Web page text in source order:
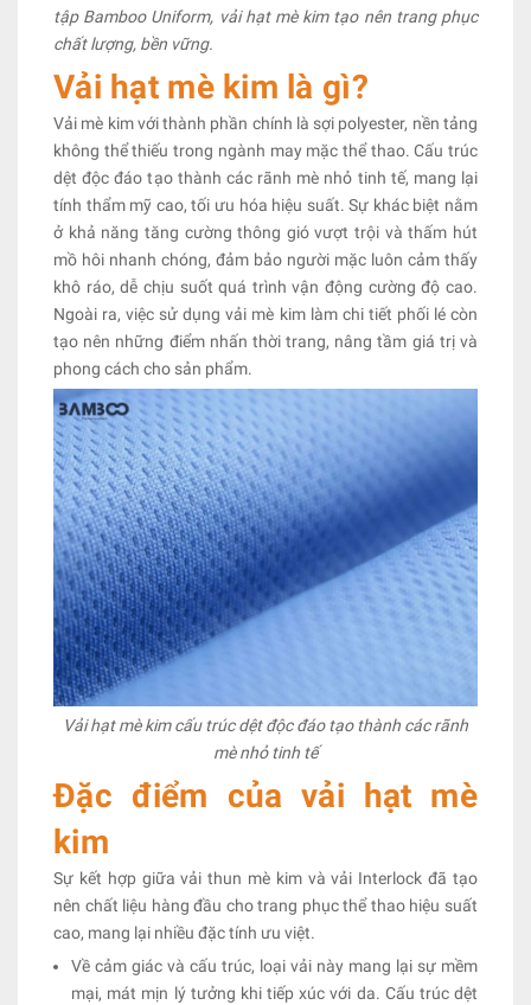
tập Bamboo Uniform, vải hạt mè kim tạo nên trang phục
chất lượng, bền vững.
Vải hạt mè kim là gì?
Vải mè kim với thành phần chính là sợi polyester, nền tảng
không thể thiếu trong ngành may mặc thể thao. Cấu trúc
dệt độc đáo tạo thành các rãnh mè nhỏ tinh tế, mang lại
tính thẩm mỹ cao, tối ưu hóa hiệu suất. Sự khác biệt nằm
ở khả năng tăng cường thông gió vượt trội và thấm hút
mồ hôi nhanh chóng, đảm bảo người mặc luôn cảm thấy
khô ráo, dễ chịu suốt quá trình vận động cường độ cao.
Ngoài ra, việc sử dụng vải mè kim làm chi tiết phối lé còn
tạo nên những điểm nhấn thời trang, nâng tầm giá trị và
phong cách cho sản phẩm.
Vải hạt mè kim cấu trúc dệt độc đáo tạo thành các rãnh
mè nhỏ tinh tế
Đặc điểm của vải hạt mè
kim
Sự kết hợp giữa vải thun mè kim và vải Interlock đã tạo
nên chất liệu hàng đầu cho trang phục thể thao hiệu suất
cao, mang lại nhiều đặc tính ưu việt.
Về cảm giác và cấu trúc, loại vải này mang lại sự mềm
mại, mát mịn lý tưởng khi tiếp xúc với da. Cấu trúc dệt